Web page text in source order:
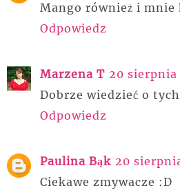
Mango również i mnie
Odpowiedz
Marzena T 20 sierpnia
Dobrze wiedzieć o
Odpowiedz
Paulina Bąk 20
Ciekawe zmywacze :D